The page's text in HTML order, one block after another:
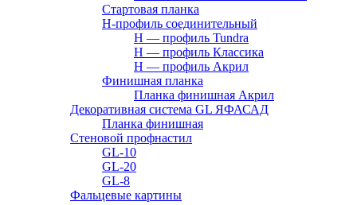
Стартовая планка
H-профиль соединительный
Н — профиль Tundra
H — профиль Классика
Н — профиль Акрил
Финишная планка
Планка финишная Акрил
Декоративная система GL ЯФАСАД
Планка финишная
Стеновой профнастил
GL-10
GL-20
GL-8
Фальцевые картины